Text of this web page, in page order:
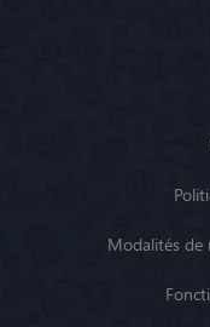
Modalités de